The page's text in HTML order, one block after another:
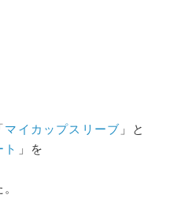
マイカップスリーブ 」と
」を